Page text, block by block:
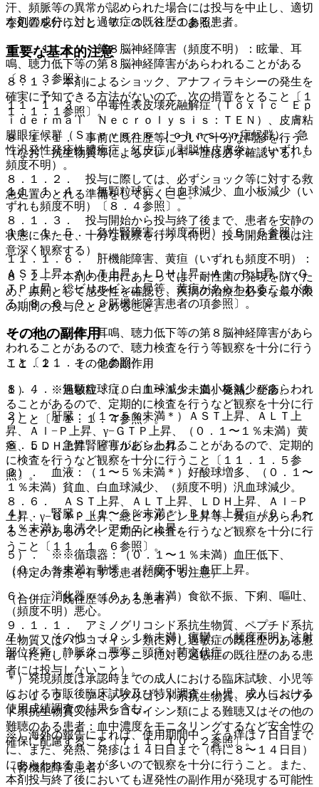
本剤の成分に対し過敏症の既往歴のある患者。
重要な基本的注意
８．１． 本剤によるショック、アナフィラキシーの発生を
確実に予知できる方法がないので、次の措置をとること〔１
１．１．１参照〕。
８．１．１． 事前に既往歴等について十分な問診を行う
（なお、抗生物質等によるアレルギー歴は必ず確認する）。
８．１．２． 投与に際しては、必ずショック等に対する救
急処置のとれる準備をしておくこと。
８．１．３． 投与開始から投与終了後まで、患者を安静の
状態に保たせ、十分な観察を行う（特に、投与開始直後は注
意深く観察する）。
８．２． 本剤の使用にあたっては、耐性菌の発現を防ぐた
め、原則として感受性を確認し、疾病の治療上必要な最小限
の期間の投与にとどめること。
８．３． 眩暈、耳鳴、聴力低下等の第８脳神経障害があら
われることがあるので、聴力検査を行う等観察を十分に行う
こと〔１１．１．２参照〕。
８．４． 無顆粒球症、白血球減少、血小板減少があらわれ
ることがあるので、定期的に検査を行うなど観察を十分に行
うこと〔１１．１．４参照〕。
８．５． 急性腎障害があらわれることがあるので、定期的
に検査を行うなど観察を十分に行うこと〔１１．１．５参
照〕。
８．６． ＡＳＴ上昇、ＡＬＴ上昇、ＬＤＨ上昇、Ａｌ−Ｐ
上昇、γ−ＧＴＰ上昇、総ビリルビン上昇等、黄疸があらわれ
ることがあるので、定期的に検査を行うなど観察を十分に行
うこと〔１１．１．６参照〕。
（特定の背景を有する患者に関する注意）
（合併症・既往歴等のある患者）
９．１．１． アミノグリコシド系抗生物質、ペプチド系抗
生物質又はバンコマイシン類に対し過敏症の既往歴のある患
者（ただし、テイコプラニンに対し過敏症の既往歴のある患
者には投与しないこと）。
９．１．２． アミノグリコシド系抗生物質、グリコペプチ
ド系抗生物質又はバンコマイシン類による難聴又はその他の
難聴のある患者：血中濃度をモニタリングするなど安全性の
確保に配慮すること〔７．１、１０．２参照〕。
（腎機能障害患者）
汗、頻脈等の異常が認められた場合には投与を中止し、適切
な処置を行うこと〔７．３、８．１参照〕。
１１．１．２． 第８脳神経障害（頻度不明）：眩暈、耳
鳴、聴力低下等の第８脳神経障害があらわれることがある
〔８．３参照〕。
１１．１．３． 中毒性表皮壊死融解症（Ｔｏｘｉｃ Ｅｐ
ｉｄｅｒｍａｌ Ｎｅｃｒｏｌｙｓｉｓ：ＴＥＮ）、皮膚粘
膜眼症候群（Ｓｔｅｖｅｎｓ−Ｊｏｈｎｓｏｎ症候群）、急
性汎発性発疹性膿疱症、紅皮症（剥脱性皮膚炎）（いずれも
頻度不明）。
１１．１．４． 無顆粒球症、白血球減少、血小板減少（い
ずれも頻度不明）〔８．４参照〕。
１１．１．５． 急性腎障害（頻度不明）〔８．５参照〕。
１１．１．６． 肝機能障害、黄疸（いずれも頻度不明）：
ＡＳＴ上昇、ＡＬＴ上昇、ＬＤＨ上昇、Ａｌ−Ｐ上昇、γ−Ｇ
ＴＰ上昇、総ビリルビン上昇等、黄疸があらわれることがあ
る〔８．６、９．３肝機能障害患者の項参照〕。
その他の副作用
１１．２． その他の副作用
１）． ※過敏症：（０．１〜１％未満）発熱、発疹。
２）． 肝臓：（１〜５％未満＊）ＡＳＴ上昇、ＡＬＴ上
昇、Ａｌ−Ｐ上昇、γ−ＧＴＰ上昇、（０．１〜１％未満）黄
疸、ＬＤＨ上昇、ビリルビン上昇。
３）． 血液：（１〜５％未満＊）好酸球増多、（０．１〜
１％未満）貧血、白血球減少、（頻度不明）汎血球減少。
４）． 腎臓：（１〜５％未満＊）ＢＵＮ上昇、（０．１〜
１％未満）血清クレアチニン上昇。
５）． ※※循環器：（０．１〜１％未満）血圧低下、
（０．１％未満）動悸、（頻度不明）血圧上昇。
６）． 消化器：（０．１％未満）食欲不振、下痢、嘔吐、
（頻度不明）悪心。
７）． その他：（０．１％未満）痙攣、（頻度不明）注射
部位疼痛、静脈炎、悪寒、頭痛、菌交代症。
＊）発現頻度は承認時までの成人における臨床試験、小児等
における市販後臨床試験及び特別調査、小児、成人における
使用成績調査の結果を含む。
※）海外の報告によれば、使用期間中、そう痒は７日目まで
に、また、発熱、発疹は１４日目まで（特に８〜１４日目）
にあらわれることが多いので観察を十分に行うこと。また、
本剤投与終了後においても遅発性の副作用が発現する可能性